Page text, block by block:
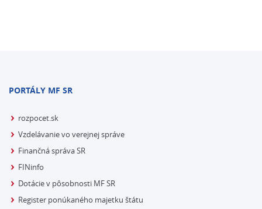
PORTÁLY MF SR
rozpocet.sk
Vzdelávanie vo verejnej správe
Finančná správa SR
FINinfo
Dotácie v pôsobnosti MF SR
Register ponúkaného majetku štátu